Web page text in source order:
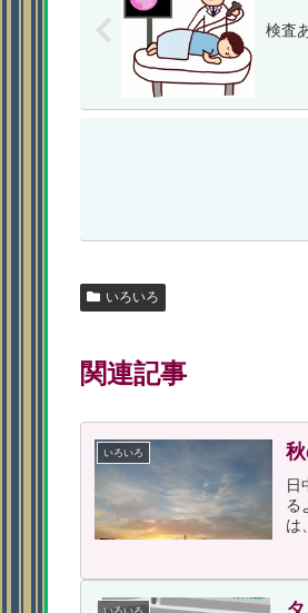
検査
いろいろ
関連記事
いろいろ
日
る
は